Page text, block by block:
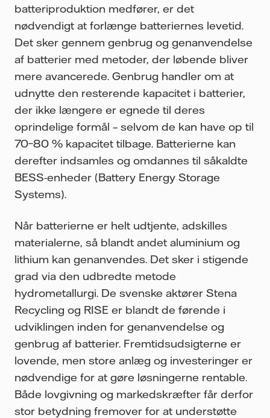
batteriproduktion medfører, er det
nødvendigt at forlænge batteriernes levetid.
Det sker gennem genbrug og genanvendelse
af batterier med metoder, der løbende bliver
mere avancerede. Genbrug handler om at
udnytte den resterende kapacitet i batterier,
der ikke længere er egnede til deres
oprindelige formål – selvom de kan have op til
70–80 % kapacitet tilbage. Batterierne kan
derefter indsamles og omdannes til såkaldte
BESS-enheder (Battery Energy Storage
Systems).
Når batterierne er helt udtjente, adskilles
materialerne, så blandt andet aluminium og
lithium kan genanvendes. Det sker i stigende
grad via den udbredte metode
hydrometallurgi. De svenske aktører Stena
Recycling og RISE er blandt de førende i
udviklingen inden for genanvendelse og
genbrug af batterier. Fremtidsudsigterne er
lovende, men store anlæg og investeringer er
nødvendige for at gøre løsningerne rentable.
Både lovgivning og markedskræfter får derfor
stor betydning fremover for at understøtte